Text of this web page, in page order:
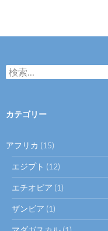
検
索:
カテゴリー
アフリカ (15)
エジプト (12)
エチオピア (1)
ザンビア (1)